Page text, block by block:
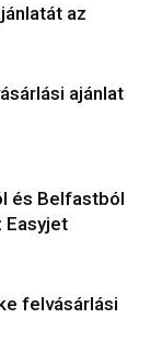
az
ajánlat
és Belfastból
Easyjet
felvásárlási